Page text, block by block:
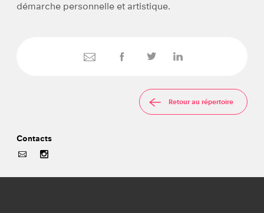
démarche personnelle et artistique.
Retour au répertoire
Contacts